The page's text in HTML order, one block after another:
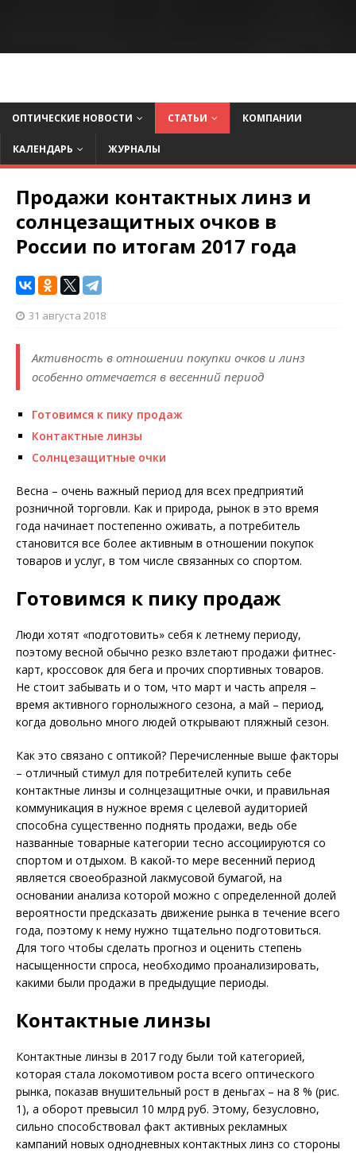
ОПТИЧЕСКИЕ НОВОСТИ СТАТЬИ КОМПАНИИ
КАЛЕНДАРЬ ЖУРНАЛЫ
Продажи контактных линз и
солнцезащитных очков в
России по итогам 2017 года
31 августа 2018
Активность в отношении покупки очков и линз
особенно отмечается в весенний период
Готовимся к пику продаж
Контактные линзы
Солнцезащитные очки
Весна – очень важный период для всех предприятий
розничной торговли. Как и природа, рынок в это время
года начинает постепенно оживать, а потребитель
становится все более активным в отношении покупок
товаров и услуг, в том числе связанных со спортом.
Готовимся к пику продаж
Люди хотят «подготовить» себя к летнему периоду,
поэтому весной обычно резко взлетают продажи фитнес-
карт, кроссовок для бега и прочих спортивных товаров.
Не стоит забывать и о том, что март и часть апреля –
время активного горнолыжного сезона, а май – период,
когда довольно много людей открывают пляжный сезон.
Как это связано с оптикой? Перечисленные выше факторы
– отличный стимул для потребителей купить себе
контактные линзы и солнцезащитные очки, и правильная
коммуникация в нужное время с целевой аудиторией
способна существенно поднять продажи, ведь обе
названные товарные категории тесно ассоциируются со
спортом и отдыхом. В какой-то мере весенний период
является своеобразной лакмусовой бумагой, на
основании анализа которой можно с определенной долей
вероятности предсказать движение рынка в течение всего
года, поэтому к нему нужно тщательно подготовиться.
Для того чтобы сделать прогноз и оценить степень
насыщенности спроса, необходимо проанализировать,
какими были продажи в предыдущие периоды.
Контактные линзы
Контактные линзы в 2017 году были той категорией,
которая стала локомотивом роста всего оптического
рынка, показав внушительный рост в деньгах – на 8 % (рис.
1), а оборот превысил 10 млрд руб. Этому, безусловно,
сильно способствовал факт активных рекламных
кампаний новых однодневных контактных линз со стороны